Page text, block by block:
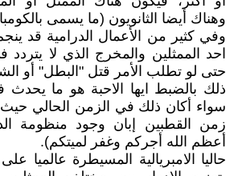
وهناك أيضا الثانويون (ما يسمى
وفي كثير من الأعمال الدرامية قد
احد الممثلين والمخرج الذي لا يتردد
حتى لو تطلب الأمر قتل "البطل" أو
ذلك بالضبط ايها الاحبة هو ما
سواء أكان ذلك في الزمن الحالي
زمن القطبين إبان وجود منظومة
أعظم الله أجركم وغفر لميتكم).
حاليا الامبريالية المسيطرة عالميا